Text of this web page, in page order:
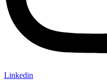
Linkedin